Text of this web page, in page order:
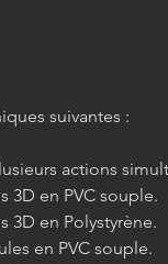
suivantes :
actions
3D en PVC souple.
3D en Polystyrène.
en PVC souple.